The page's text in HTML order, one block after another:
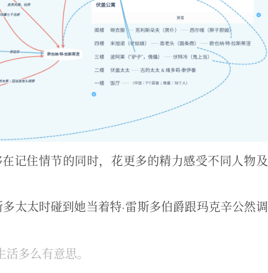
记住情节的同时，花更多的精力感受不同人物及
太太时碰到她当着特·雷斯多伯爵跟玛克辛公然调
多么有意思。